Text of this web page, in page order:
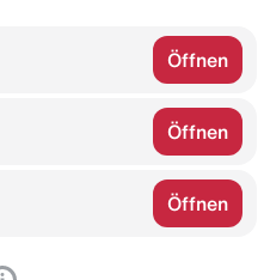
Öffnen
Öffnen
Öffnen